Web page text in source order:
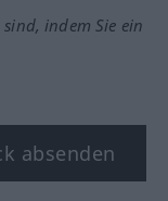
indem Sie ein
absenden